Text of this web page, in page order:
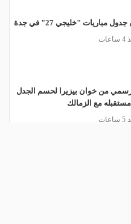
جدول مباريات "خليجي 27" في جدة
رسمي من خوان بيزيرا لحسم الجدل
مع الزمالك